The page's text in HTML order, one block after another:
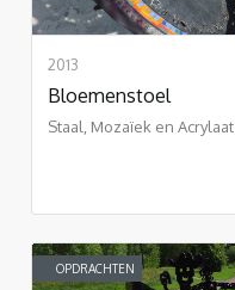
2013
Bloemenstoel
Staal, Mozaïek en Acrylaat
OPDRACHTEN